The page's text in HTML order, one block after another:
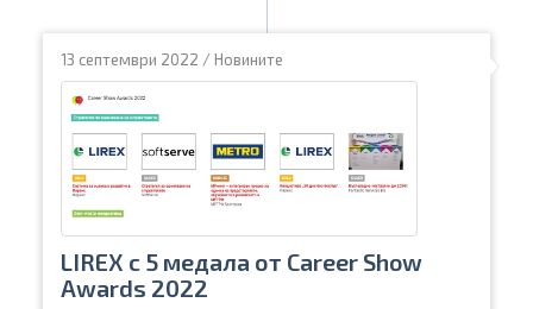
13 септември 2022 / Новините
LIREX с 5 медала от Career Show
Awards 2022